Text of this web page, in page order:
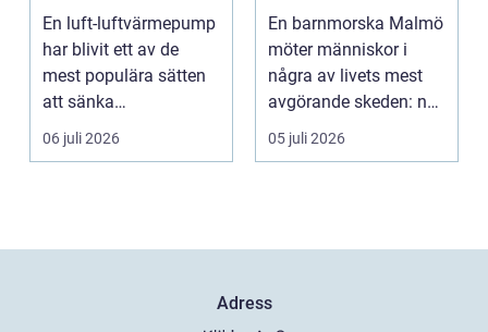
värme för
kustklimat
En luft-luftvärmepump
har blivit ett av de
mest populära sätten
att sänka
uppvärmningskostnad
er och ...
06 juli 2026
till med genom
livets olika faser
En barnmorska Malmö
möter människor i
några av livets mest
avgörande skeden: när
en graviditet plane...
05 juli 2026
Adress